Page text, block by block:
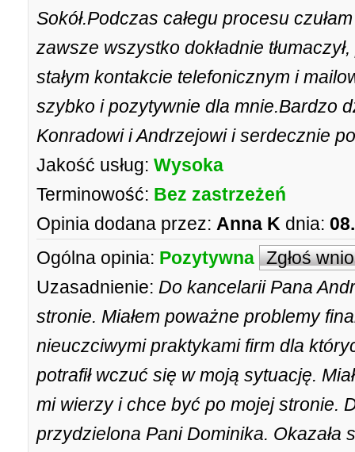
Sokół.Podczas całegu procesu
zawsze wszystko dokładnie
stałym kontakcie telefonicznym i
szybko i pozytywnie dla mnie.Bardzo
Konradowi i Andrzejowi i serdecznie
Jakość usług: Wysoka
Terminowość: Bez zastrzeżeń
Opinia dodana przez: Anna K dnia:
Ogólna opinia: Pozytywna Zgłoś
Uzasadnienie: Do kancelarii Pana
stronie. Miałem poważne problemy
nieuczciwymi praktykami firm dla
potrafił wczuć się w moją sytuację.
mi wierzy i chce być po mojej stronie.
przydzielona Pani Dominika. Okazała